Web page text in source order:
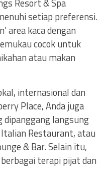
Resort & Spa
setiap preferensi.
area kaca dengan
cocok untuk
atau makan
internasional dan
Place, Anda juga
langsung
Italian Restaurant, atau
& Bar. Selain itu,
terapi pijat dan